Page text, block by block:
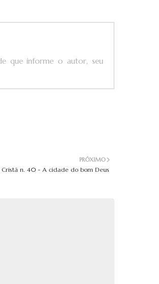
que informe o autor, seu
PRÓXIMO
Cristã n. 40 - A cidade do bom Deus